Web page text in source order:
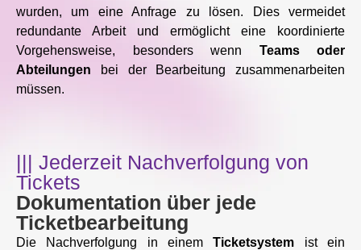
wurden, um eine Anfrage zu lösen. Dies vermeidet
redundante Arbeit und ermöglicht eine koordinierte
Vorgehensweise, besonders wenn Teams oder
Abteilungen bei der Bearbeitung zusammenarbeiten
müssen.
||| Jederzeit Nachverfolgung von
Tickets
Dokumentation über jede
Ticketbearbeitung
Die Nachverfolgung in einemTicketsystem ist ein